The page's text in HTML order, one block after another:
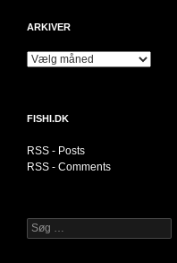
ARKIVER
Arkiver
FISHI.DK
RSS - Posts
RSS - Comments
Søg
efter: